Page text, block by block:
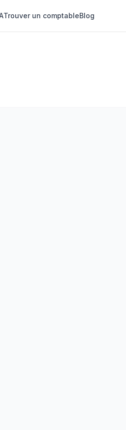
Trouver un comptableBlog